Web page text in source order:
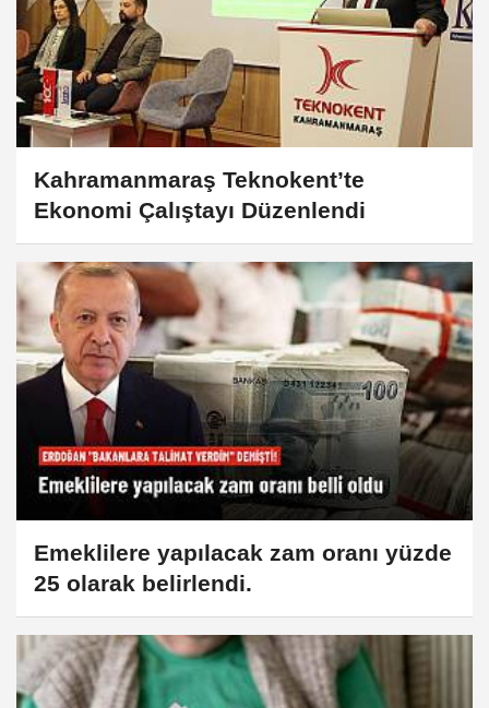
Kahramanmaraş Teknokent’te
Ekonomi Çalıştayı Düzenlendi
Emeklilere yapılacak zam oranı yüzde
25 olarak belirlendi.